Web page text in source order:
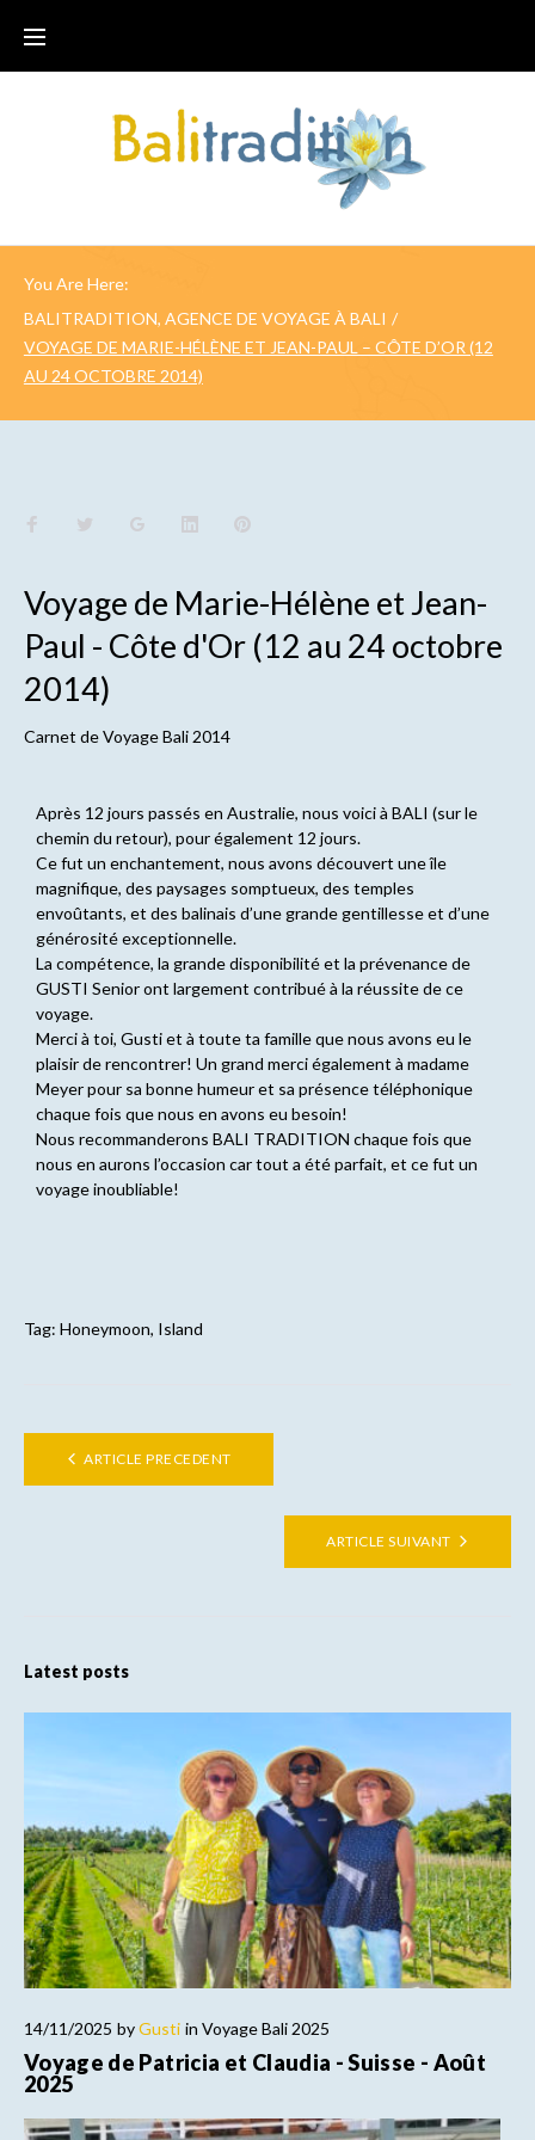
You Are Here:
BALITRADITION, AGENCE DE VOYAGE À BALI /
VOYAGE DE MARIE-HÉLÈNE ET JEAN-PAUL – CÔTE D’OR (12
AU 24 OCTOBRE 2014)
Voyage de Marie-Hélène et Jean-
Paul - Côte d'Or (12 au 24 octobre
2014)
Carnet deVoyage Bali 2014
Après 12 jours passés en Australie, nous voici à BALI (sur le
chemin du retour), pour également 12 jours.
Ce fut un enchantement, nous avons découvert une île
magnifique, des paysages somptueux, des temples
envoûtants, et des balinais d’une grande gentillesse et d’une
générosité exceptionnelle.
La compétence, la grande disponibilité et la prévenance de
GUSTI Senior ont largement contribué à la réussite de ce
voyage.
Merci à toi, Gusti et à toute ta famille que nous avons eu le
plaisir de rencontrer! Un grand merci également à madame
Meyer pour sa bonne humeur et sa présence téléphonique
chaque fois que nous en avons eu besoin!
Nous recommanderons BALI TRADITION chaque fois que
nous en aurons l’occasion car tout a été parfait, et ce fut un
voyage inoubliable!
Tag: Honeymoon, Island
ARTICLE PRECEDENT
ARTICLE SUIVANT
Latest posts
14/11/2025 byGusti in Voyage Bali 2025
Voyage de Patricia et Claudia - Suisse - Août
2025